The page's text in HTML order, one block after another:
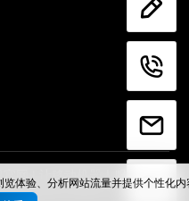
体验、分析网站流量并提供个性化
网 | 让移动机器人服务人类
ICP备20017983号-1